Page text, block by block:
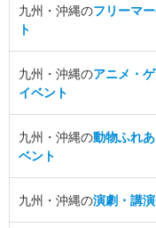
九州・沖縄のフリーマ
ト
九州・沖縄のアニメ・
イベント
九州・沖縄の動物ふれ
ベント
九州・沖縄の演劇・講